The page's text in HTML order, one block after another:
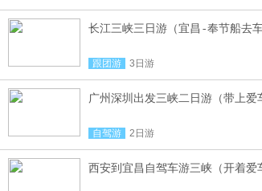
长江三峡三日游（宜昌-奉节船去
跟团游 3日游
广州深圳出发三峡二日游（带上爱
自驾游 2日游
西安到宜昌自驾车游三峡（开着爱